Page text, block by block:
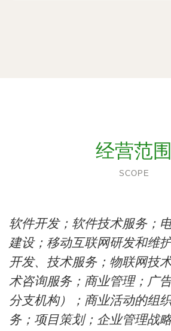
经营范围
SCOPE
软件开发；软件技术服务；
建设；移动互联网研发和维
开发、技术服务；物联网技
术咨询服务；商业管理；广
分支机构）；商业活动的组
务；项目策划；企业管理战